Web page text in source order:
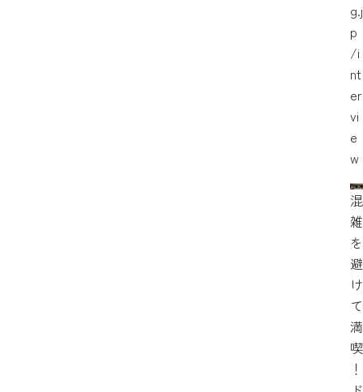
g.j
p
/i
nt
er
vi
e
w
混
雑
を
避
け
て
満
喫
！